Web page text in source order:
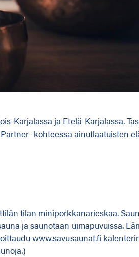
Karjalassa ja Etelä-Karjalassa.
-kohteessa ainutlaatuisten
tilan miniporkkanarieskaa.
ja saunotaan uimapuvuissa.
www.savusaunat.fi